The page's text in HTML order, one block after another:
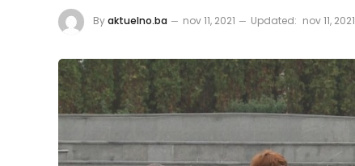
Byaktuelno.ba nov 11, 2021 Updated: nov 11, 2021